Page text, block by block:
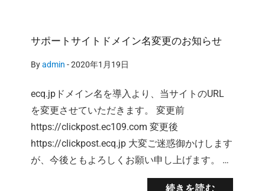
サポートサイトドメイン名変更のお知らせ
Byadmin -2020年1月19日
ecq.jpドメイン名を導入より、当サイトのURL
を変更させていただきます。 変更前
https://clickpost.ec109.com 変更後
https://clickpost.ecq.jp 大変ご迷惑御かけします
が、今後ともよろしくお願い申し上げます。 …
続きを読む